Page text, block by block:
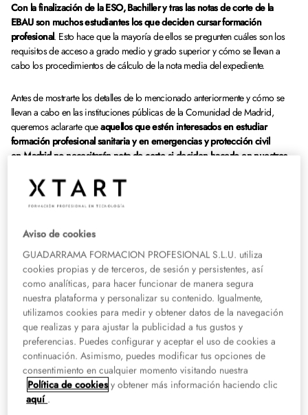
Con la finalización de la ESO, Bachiller y tras las notas de corte de la
EBAU son muchos estudiantes los que deciden cursar formación
profesional. Esto hace que la mayoría de ellos se pregunten cuáles son los
requisitos de acceso a grado medio y grado superior y cómo se llevan a
cabo los procedimientos de cálculo de la nota media del expediente.
Antes de mostrarte los detalles de lo mencionado anteriormente y cómo se
llevan a cabo en las instituciones públicas de la Comunidad de Madrid,
queremos aclararte queaquellos que estén interesados en estudiar
formación profesional sanitaria y en emergencias y protección civil
en Madrid no necesitarán nota de corte si deciden hacerlo en nuestros
Superiores tanto en modalidad presencial como a distancia.
superiores en la Comunidad de
Madrid.
acceso general a los ciclos formativos de grado medioexige tener
alguno de los siguientes requisitos:
Estar en posesión del Título de Graduado en Educación Secundaria
Obligatoria.
Contar con el Título Profesional Básico.
Estar en posesión del Título de Bachiller, Técnico o Técnico Superior.
Aviso de cookies
GUADARRAMA FORMACION PROFESIONAL S.L.U. utiliza
cookies propias y de terceros, de sesión y persistentes, así
como analíticas, para hacer funcionar de manera segura
nuestra plataforma y personalizar su contenido. Igualmente,
utilizamos cookies para medir y obtener datos de la navegación
que realizas y para ajustar la publicidad a tus gustos y
preferencias. Puedes configurar y aceptar el uso de cookies a
continuación. Asimismo, puedes modificar tus opciones de
consentimiento en cualquier momento visitando nuestra
Política de cookies y obtener más información haciendo clic
aquí.